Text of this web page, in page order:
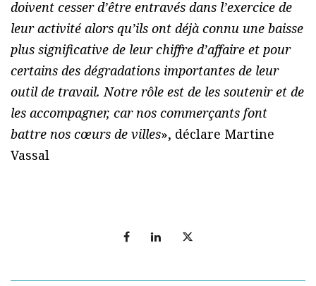
doivent cesser d’être entravés dans l’exercice de
leur activité alors qu’ils ont déjà connu une baisse
plus significative de leur chiffre d’affaire et pour
certains des dégradations importantes de leur
outil de travail. Notre rôle est de les soutenir et de
les accompagner, car nos commerçants font
battre nos cœurs de villes», déclare Martine
Vassal